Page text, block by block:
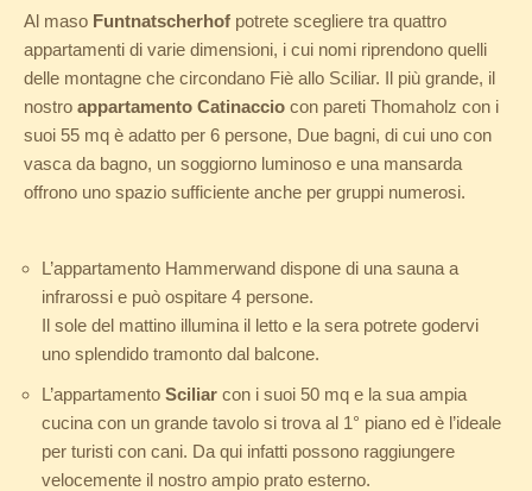
Al maso Funtnatscherhof potrete scegliere tra quattro
appartamenti di varie dimensioni, i cui nomi riprendono quelli
delle montagne che circondano Fiè allo Sciliar. Il più grande, il
nostro appartamento Catinaccio con pareti Thomaholz con i
suoi 55 mq è adatto per 6 persone, Due bagni, di cui uno con
vasca da bagno, un soggiorno luminoso e una mansarda
offrono uno spazio sufficiente anche per gruppi numerosi.
L’appartamento Hammerwand dispone di una sauna a
infrarossi e può ospitare 4 persone.
Il sole del mattino illumina il letto e la sera potrete godervi
uno splendido tramonto dal balcone.
L’appartamento Sciliar con i suoi 50 mq e la sua ampia
cucina con un grande tavolo si trova al 1° piano ed è l’ideale
per turisti con cani. Da qui infatti possono raggiungere
velocemente il nostro ampio prato esterno.